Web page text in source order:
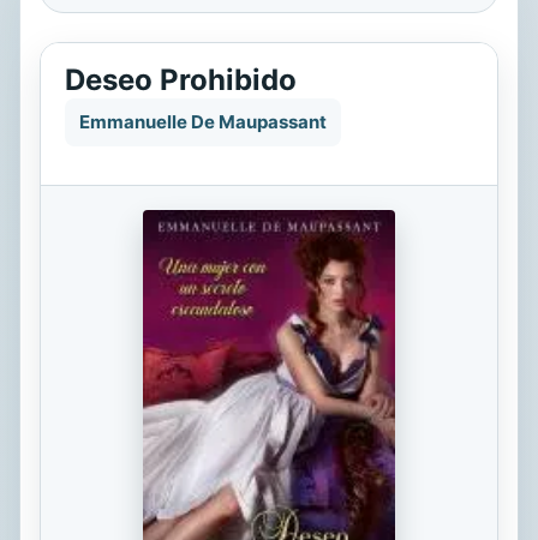
Deseo Prohibido
Emmanuelle De Maupassant